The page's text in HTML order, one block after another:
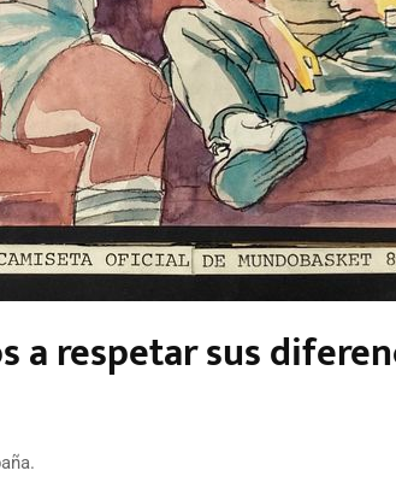
a respetar sus